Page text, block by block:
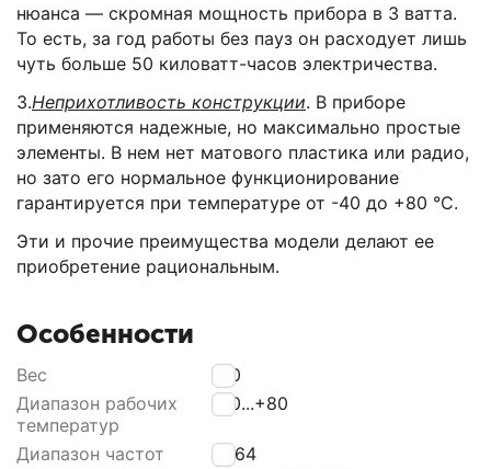
нюанса — скромная мощность прибора в 3 ватта.
То есть, за год работы без пауз он расходует лишь
чуть больше 50 киловатт-часов электричества.
3.Неприхотливость конструкции. В приборе
применяются надежные, но максимально простые
элементы. В нем нет матового пластика или радио,
но зато его нормальное функционирование
гарантируется при температуре от -40 до +80 °C.
Эти и прочие преимущества модели делают ее
приобретение рациональным.
Особенности
Вес
120
Диапазон рабочих
температур
-40...+80
Диапазон частот
4...64